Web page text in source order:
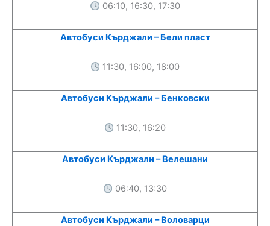
06:10, 16:30, 17:30
Автобуси Кърджали – Бели пласт
11:30, 16:00, 18:00
Автобуси Кърджали – Бенковски
11:30, 16:20
Автобуси Кърджали – Велешани
06:40, 13:30
Автобуси Кърджали – Воловарци